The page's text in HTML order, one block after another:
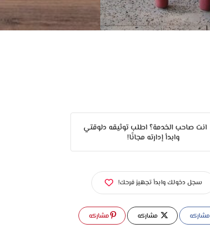
انت صاحب الخدمة؟ اطلب توثيقه دلوقتي
وابدأ إدارته مجانًا!
سجل دخولك وابدأ تجهيز فرحك!
مشاركه مشاركه مشاركه